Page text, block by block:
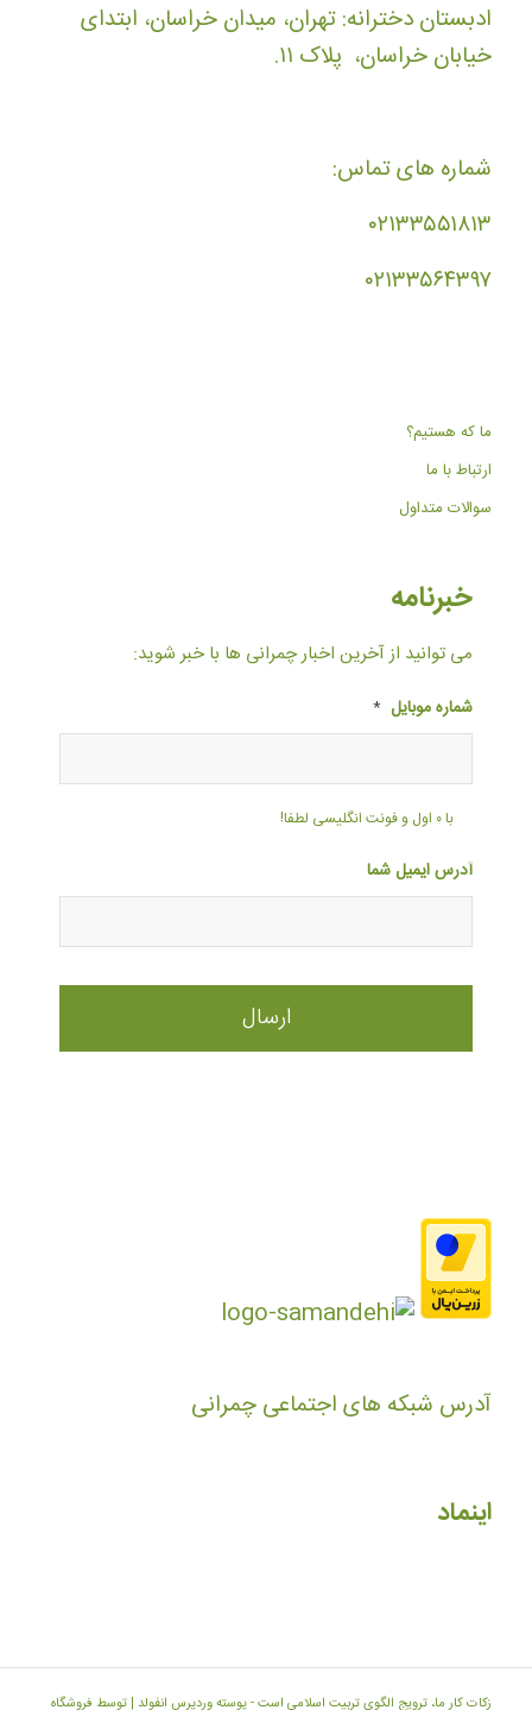
ادبستان دخترانه: تهران، میدان خراسان، ابتدای
خیابان خراسان، پلاک ۱۱.
شماره های تماس:
۰۲۱۳۳۵۵۱۸۱۳
۰۲۱۳۳۵۶۴۳۹۷
ما که هستیم؟
ارتباط با ما
سوالات متداول
خبرنامه
می توانید از آخرین اخبار چمرانی ها با خبر شوید:
شماره موبایل *
با ۰ اول و فونت انگلیسی لطفا!
آدرس ایمیل شما
آدرس شبکه های اجتماعی چمرانی
اینماد
زکات کار ما، ترویج الگوی تربیت اسلامی است -پوسته وردپرس انفولد | توسط فروشگاه